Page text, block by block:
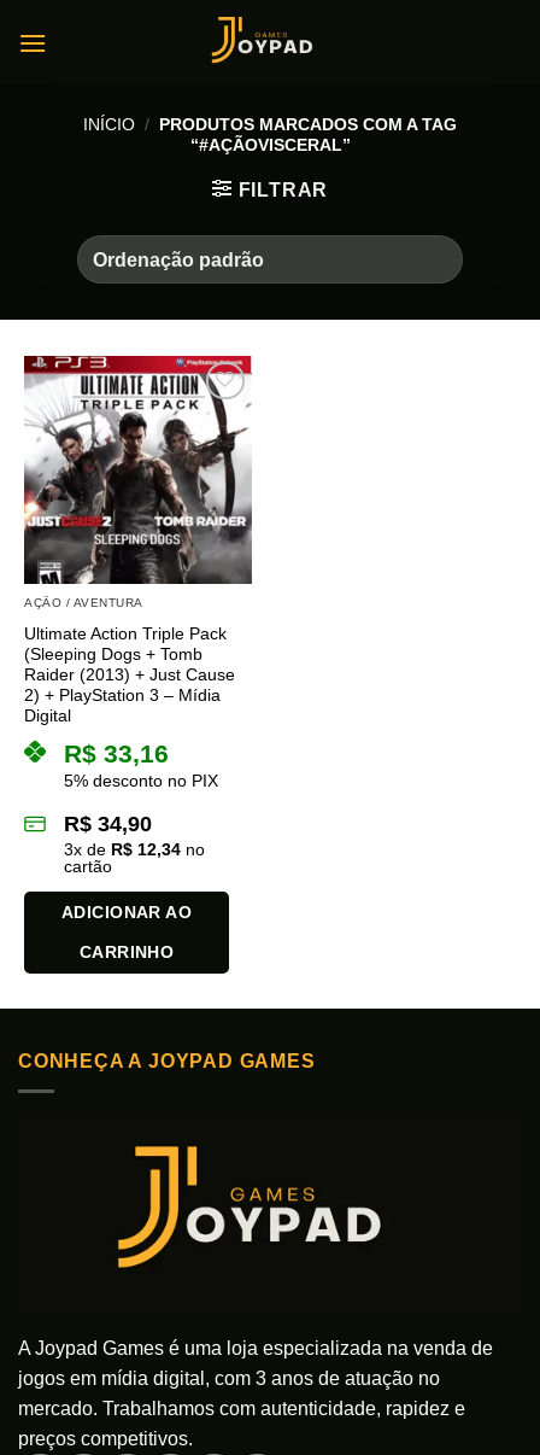
INÍCIO / PRODUTOS MARCADOS COM A TAG
“#AÇÃOVISCERAL”
FILTRAR
AÇÃO / AVENTURA
Ultimate Action Triple Pack
(Sleeping Dogs + Tomb
Raider (2013) + Just Cause
2) + PlayStation 3 – Mídia
Digital
R$ 33,16
5% desconto no PIX
R$ 34,90
3x de R$ 12,34 no
cartão
ADICIONAR AO
CARRINHO
CONHEÇA A JOYPAD GAMES
A Joypad Games é uma loja especializada na venda de
jogos em mídia digital, com 3 anos de atuação no
mercado. Trabalhamos com autenticidade, rapidez e
preços competitivos.